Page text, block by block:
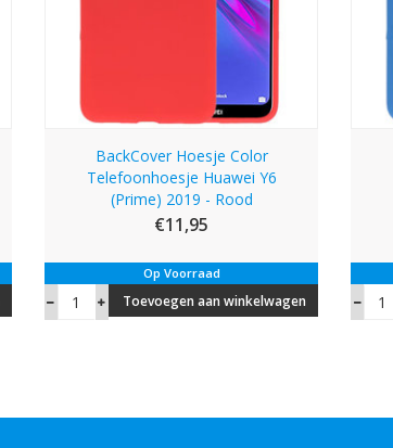
BackCover Hoesje Color
Telefoonhoesje Huawei Y6
(Prime) 2019 - Rood
€11,95
Op Voorraad
Toevoegen aan winkelwagen